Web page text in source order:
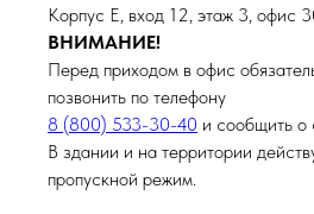
Корпус Е, вход 12, этаж 3, офис
ВНИМАНИЕ!
Перед приходом в офис
позвонить по телефону
8 (800) 533-30-40 и сообщить о
В здании и на территории
пропускной режим.